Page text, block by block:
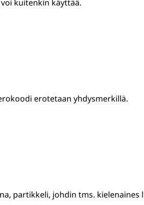
kuitenkin käyttää.
erotetaan yhdysmerkillä.
partikkeli, johdin tms.